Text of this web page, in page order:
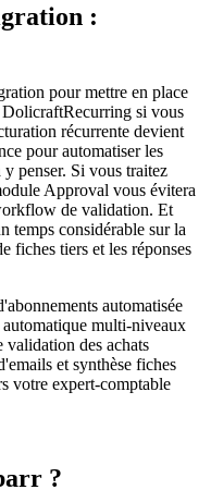
:
pour mettre en place
si vous
récurrente devient
pour automatiser les
penser. Si vous traitez
Approval vous évitera
de validation. Et
temps considérable sur la
fiches tiers et les réponses
automatisée
multi-niveaux
des achats
et synthèse fiches
votre expert-comptable
?